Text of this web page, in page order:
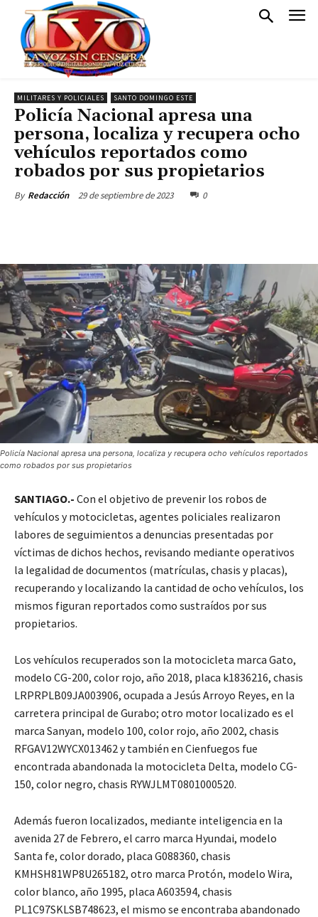
MILITARES Y POLICIALES SANTO DOMINGO ESTE
Policía Nacional apresa una
persona, localiza y recupera ocho
vehículos reportados como
robados por sus propietarios
By Redacción 29 de septiembre de 2023 0
Policía Nacional apresa una persona, localiza y recupera ocho vehículos reportados
como robados por sus propietarios
SANTIAGO.- Con el objetivo de prevenir los robos de
vehículos y motocicletas, agentes policiales realizaron
labores de seguimientos a denuncias presentadas por
víctimas de dichos hechos, revisando mediante operativos
la legalidad de documentos (matrículas, chasis y placas),
recuperando y localizando la cantidad de ocho vehículos, los
mismos figuran reportados como sustraídos por sus
propietarios.
Los vehículos recuperados son la motocicleta marca Gato,
modelo CG-200, color rojo, año 2018, placa k1836216, chasis
LRPRPLB09JA003906, ocupada a Jesús Arroyo Reyes, en la
carretera principal de Gurabo; otro motor localizado es el
marca Sanyan, modelo 100, color rojo, año 2002, chasis
RFGAV12WYCX013462 y también en Cienfuegos fue
encontrada abandonada la motocicleta Delta, modelo CG-
150, color negro, chasis RYWJLMT0801000520.
Además fueron localizados, mediante inteligencia en la
avenida 27 de Febrero, el carro marca Hyundai, modelo
Santa fe, color dorado, placa G088360, chasis
KMHSH81WP8U265182, otro marca Protón, modelo Wira,
color blanco, año 1995, placa A603594, chasis
PL1C97SKLSB748623, el mismo se encontraba abandonado